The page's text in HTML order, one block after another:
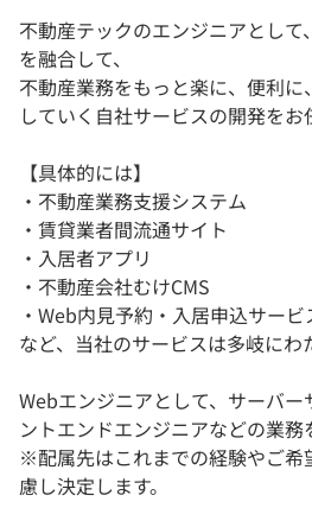
不動産テックのエンジニアとし
を融合して、
不動産業務をもっと楽に、便利
していく自社サービスの開発をお
【具体的には】
・不動産業務支援システム
・賃貸業者間流通サイト
・入居者アプリ
・不動産会社むけCMS
・Web内見予約・入居申込サービ
など、当社のサービスは多岐にわ
Webエンジニアとして、サーバー
ントエンドエンジニアなどの業務
※配属先はこれまでの経験やご希
慮し決定します。